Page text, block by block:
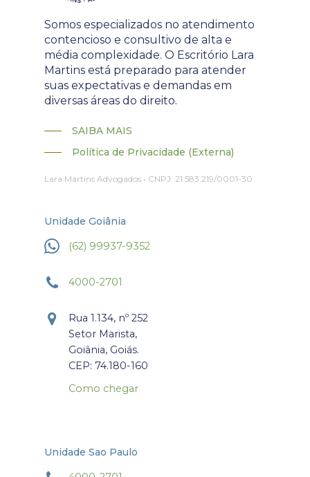
Somos especializados no atendimento
contencioso e consultivo de alta e
média complexidade. O Escritório Lara
Martins está preparado para atender
suas expectativas e demandas em
diversas áreas do direito.
SAIBA MAIS
Política de Privacidade (Externa)
Lara Martins Advogados • CNPJ: 21.583.219/0001-30
Unidade Goiânia
(62) 99937-9352
4000-2701
Rua 1.134, nº 252
Setor Marista,
Goiânia, Goiás.
CEP: 74.180-160
Como chegar
Unidade Sao Paulo